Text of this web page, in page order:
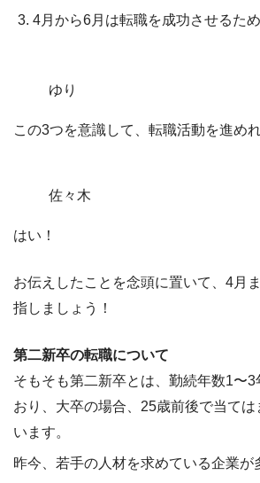
4月から6月は転職を成功させるた
ゆり
この3つを意識して、転職活動を進め
佐々木
はい！
お伝えしたことを念頭に置いて、 4月
指しましょう！
第二新卒の転職について
そもそも第二新卒とは、勤続年数1〜3
おり、大卒の場合、25歳前後で当ては
います。
昨今、若手の人材を求めている企業が